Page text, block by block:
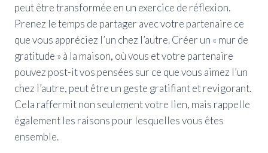
peut être transformée en un exercice de réflexion.
Prenez le temps de partager avec votre partenaire ce
que vous appréciez l’un chez l’autre. Créer un « mur de
gratitude » à la maison, où vous et votre partenaire
pouvez post-it vos pensées sur ce que vous aimez l’un
chez l’autre, peut être un geste gratifiant et revigorant.
Cela raffermit non seulement votre lien, mais rappelle
également les raisons pour lesquelles vous êtes
ensemble.